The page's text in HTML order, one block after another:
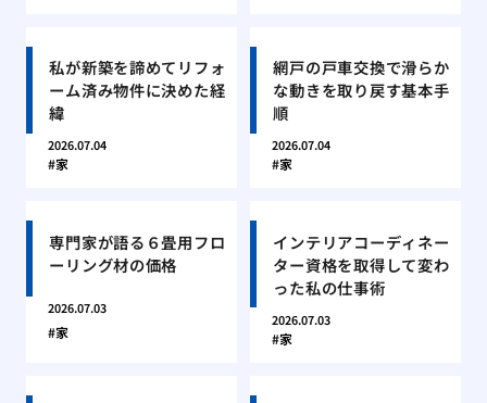
私が新築を諦めてリフォ
ーム済み物件に決めた経
緯
2026.07.04
家
網戸の戸車交換で滑らか
な動きを取り戻す基本手
順
2026.07.04
家
専門家が語る６畳用フロ
ーリング材の価格
2026.07.03
家
インテリアコーディネー
ター資格を取得して変わ
った私の仕事術
2026.07.03
家